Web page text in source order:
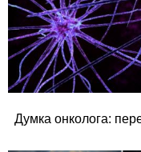
Думка онколога: